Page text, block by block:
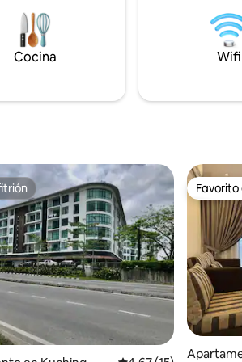
6. Toallas
7. Servicios esenciales
como champú, pañuelos, rollo
8. Vista de la ciudad.
Cocina Wifi